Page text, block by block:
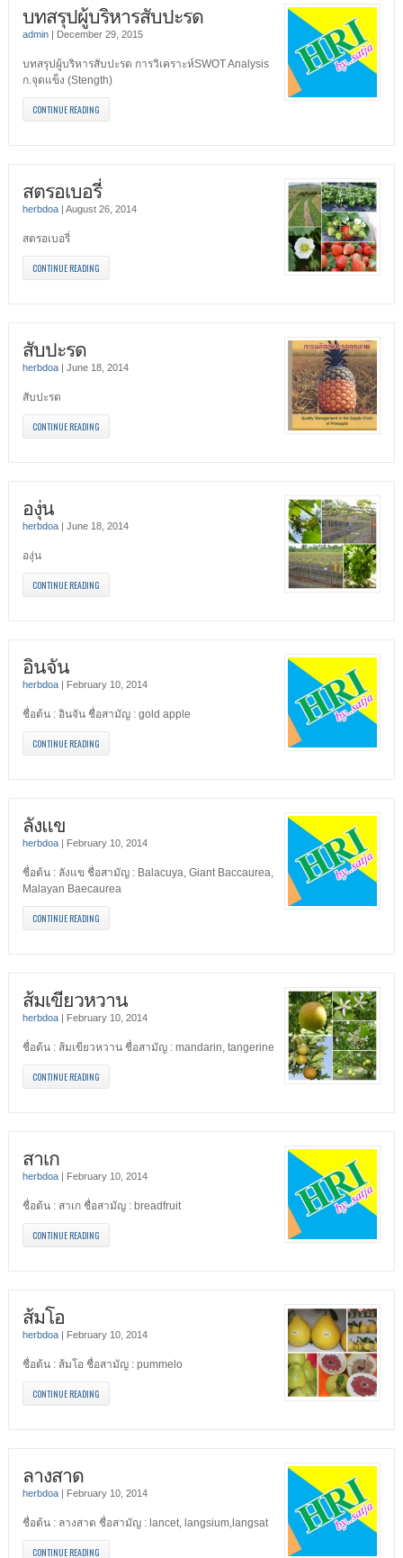
บทสรุปผู้บริหารสับปะรด
admin| December 29, 2015
บทสรุปผู้บริหารสับปะรด การวิเคราะห์SWOT Analysis
ก.จุดแข็ง (Stength)
CONTINUE READING
สตรอเบอรี่
herbdoa| August 26, 2014
สตรอเบอรี่
CONTINUE READING
สับปะรด
herbdoa| June 18, 2014
สับปะรด
CONTINUE READING
องุ่น
herbdoa| June 18, 2014
องุ่น
CONTINUE READING
อินจัน
herbdoa| February 10, 2014
ชื่อต้น : อินจัน ชื่อสามัญ : gold apple
CONTINUE READING
ลังแข
herbdoa| February 10, 2014
ชื่อต้น : ลังแข ชื่อสามัญ : Balacuya, Giant Baccaurea,
Malayan Baecaurea
CONTINUE READING
ส้มเขียวหวาน
herbdoa| February 10, 2014
ชื่อต้น : ส้มเขียวหวาน ชื่อสามัญ : mandarin, tangerine
CONTINUE READING
สาเก
herbdoa| February 10, 2014
ชื่อต้น : สาเก ชื่อสามัญ : breadfruit
CONTINUE READING
ส้มโอ
herbdoa| February 10, 2014
ชื่อต้น : ส้มโอ ชื่อสามัญ : pummelo
CONTINUE READING
ลางสาด
herbdoa| February 10, 2014
ชื่อต้น : ลางสาด ชื่อสามัญ : lancet, langsium,langsat
CONTINUE READING